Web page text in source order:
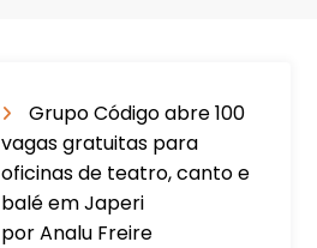
Grupo Código abre 100
vagas gratuitas para
oficinas de teatro, canto e
balé em Japeri
por Analu Freire